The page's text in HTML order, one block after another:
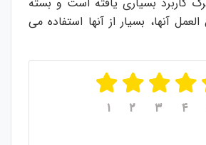
آنها، بسیار از آنها استفاده می
۱ ۲ ۳ ۴